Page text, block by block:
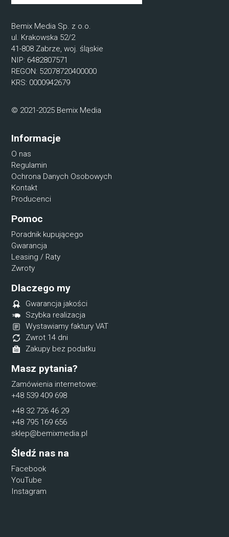
Bemix Media Sp. z o.o.
ul. Krakowska 52/2
41-808 Zabrze, woj. śląskie
NIP: 6482807571
REGON: 52078720400000
KRS: 0000942679
© 2021-2025 Bemix Media
Informacje
O nas
Regulamin
Ochrona Danych Osobowych
Kontakt
Producenci
Pomoc
Poradnik kupującego
Gwarancja
Leasing / Raty
Zwroty
Dlaczego my
Gwarancja jakości
Szybka realizacja
Wystawiamy faktury VAT
Zwrot 14 dni
Zakupy bez podatku
Masz pytania?
Zamówienia internetowe:
+48 539 409 698
+48 32 726 46 29
+48 795 169 656
sklep@bemixmedia.pl
Śledź nas na
Facebook
YouTube
Instagram